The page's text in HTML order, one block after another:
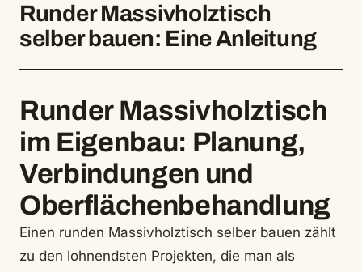
Runder Massivholztisch
selber bauen: Eine Anleitung
Runder Massivholztisch
im Eigenbau: Planung,
Verbindungen und
Oberflächenbehandlung
Einen runden Massivholztisch selber bauen zählt
zu den lohnendsten Projekten, die man als